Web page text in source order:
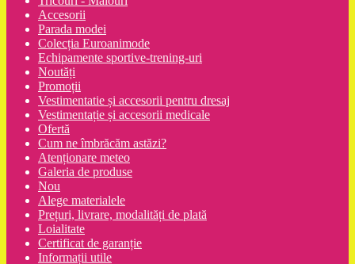
Accesorii
Parada modei
Colecția Euroanimode
Echipamente sportive-trening-uri
Noutăți
Promoții
Vestimentatie și accesorii pentru dresaj
Vestimentație și accesorii medicale
Ofertă
Cum ne îmbrăcăm astăzi?
Atenționare meteo
Galeria de produse
Nou
Alege materialele
Prețuri, livrare, modalități de plată
Loialitate
Certificat de garanție
Informații utile